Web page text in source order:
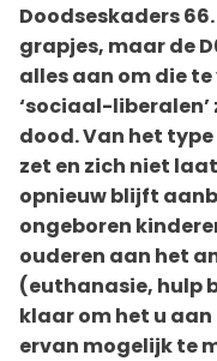
Doodseskaders
grapjes, maar de
alles aan om die
‘sociaal-
dood. Van het
zet en zich niet
opnieuw blijft
ongeboren
ouderen aan het
(euthanasie, hulp
klaar om het u
ervan mogelijk te